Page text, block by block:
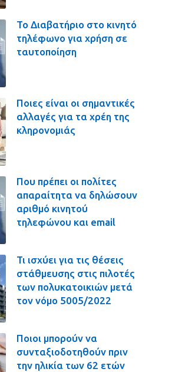
Το Διαβατήριο στο κινητό
τηλέφωνο για χρήση σε
ταυτοποίηση
Ποιες είναι οι σημαντικές
αλλαγές για τα χρέη της
κληρονομιάς
Που πρέπει οι πολίτες
απαραίτητα να δηλώσουν
αριθμό κινητού
τηλεφώνου και email
Τι ισχύει για τις θέσεις
στάθμευσης στις πιλοτές
των πολυκατοικιών μετά
τον νόμο 5005/2022
Ποιοι μπορούν να
συνταξιοδοτηθούν πριν
την ηλικία των 62 ετών